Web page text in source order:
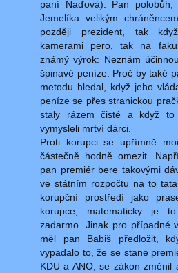
paní Naďová). Pan
Jemelíka velikým
později prezident, tak
kamerami pero, tak na
známý výrok: Neznám
špinavé peníze. Proč by také
metodu hledal, když jeho
peníze se přes stranickou
staly rázem čisté a když
vymysleli mrtví dárci.
Proti korupci se upřímně
částečně hodně omezit.
pan premiér bere takovými
ve státním rozpočtu na to
korupční prostředí jako
korupce, matematicky je
zadarmo. Jinak pro případné
měl pan Babiš předložit,
vypadalo to, že se stane
KDU a ANO, se zákon